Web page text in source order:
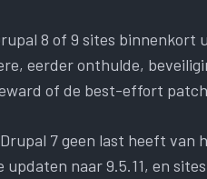
8 of 9 sites
eerder onthulde,
of de best-effort
7 geen last heeft van
naar 9.5.11, en